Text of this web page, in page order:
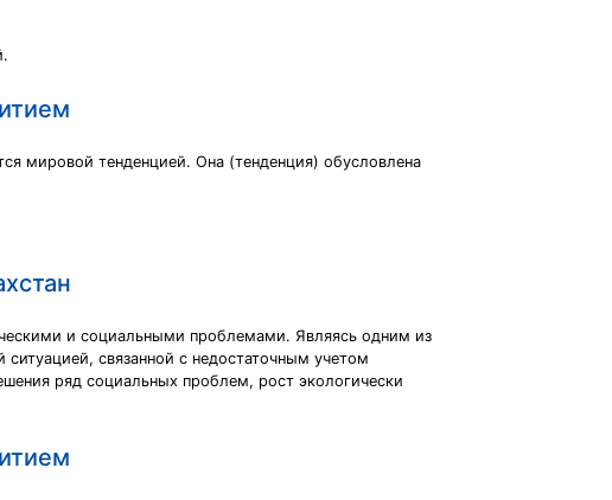
мировой тенденцией. Она (тенденция) обусловлена
и социальными проблемами. Являясь одним из
связанной с недостаточным учетом
ряд социальных проблем, рост экологически